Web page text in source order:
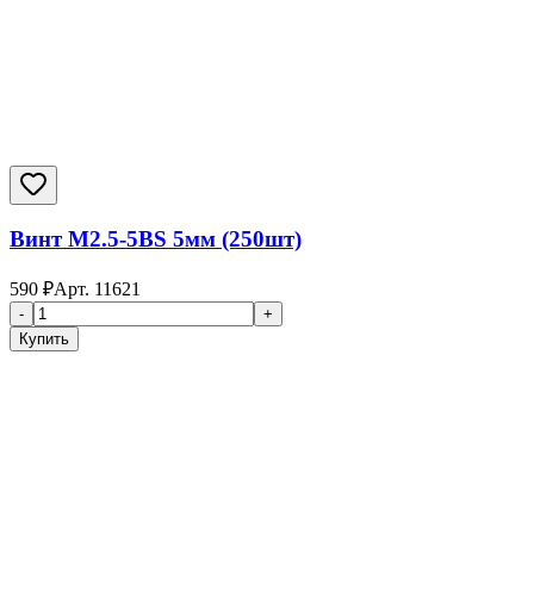
Винт M2.5-5BS 5мм (250шт)
590 ₽Арт. 11621
-
+
Купить